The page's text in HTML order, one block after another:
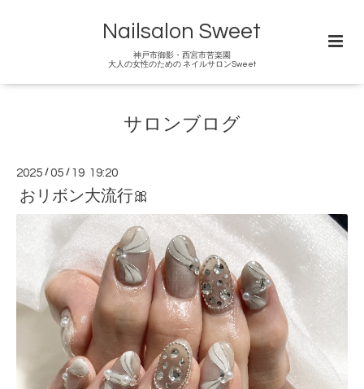
Nailsalon Sweet
神戸市御影・西宮市苦楽園
大人の女性のための ネイルサロンSweet
サロンブログ
2025 /05 / 19 19:20
おリボン大流行🎀